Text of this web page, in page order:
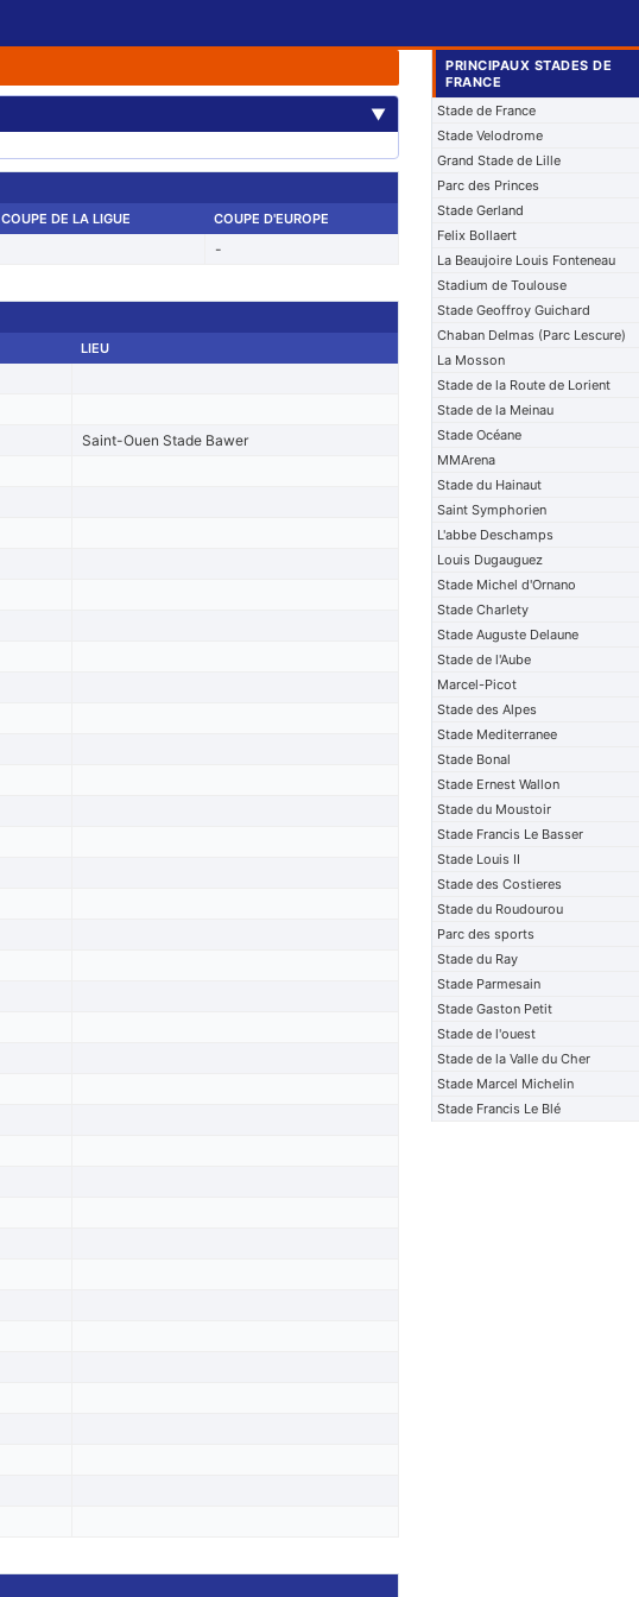
▼
COUPE DE LA LIGUE COUPE D'EUROPE
-
LIEU
Saint-Ouen Stade Bawer
PRINCIPAUX STADES DE
FRANCE
Stade de France
Stade Velodrome
Grand Stade de Lille
Parc des Princes
Stade Gerland
Felix Bollaert
La Beaujoire Louis Fonteneau
Stadium de Toulouse
Stade Geoffroy Guichard
Chaban Delmas (Parc Lescure)
La Mosson
Stade de la Route de Lorient
Stade de la Meinau
Stade Océane
MMArena
Stade du Hainaut
Saint Symphorien
L'abbe Deschamps
Louis Dugauguez
Stade Michel d'Ornano
Stade Charlety
Stade Auguste Delaune
Stade de l'Aube
Marcel-Picot
Stade des Alpes
Stade Mediterranee
Stade Bonal
Stade Ernest Wallon
Stade du Moustoir
Stade Francis Le Basser
Stade Louis II
Stade des Costieres
Stade du Roudourou
Parc des sports
Stade du Ray
Stade Parmesain
Stade Gaston Petit
Stade de l'ouest
Stade de la Valle du Cher
Stade Marcel Michelin
Stade Francis Le Blé